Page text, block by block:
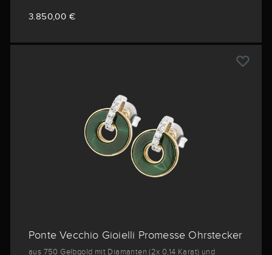
3.850,00 €
Ponte Vecchio Gioielli Promesse Ohrstecker
aus 750 Gelbgold mit Diamanten (2x 0,14 Karat) und